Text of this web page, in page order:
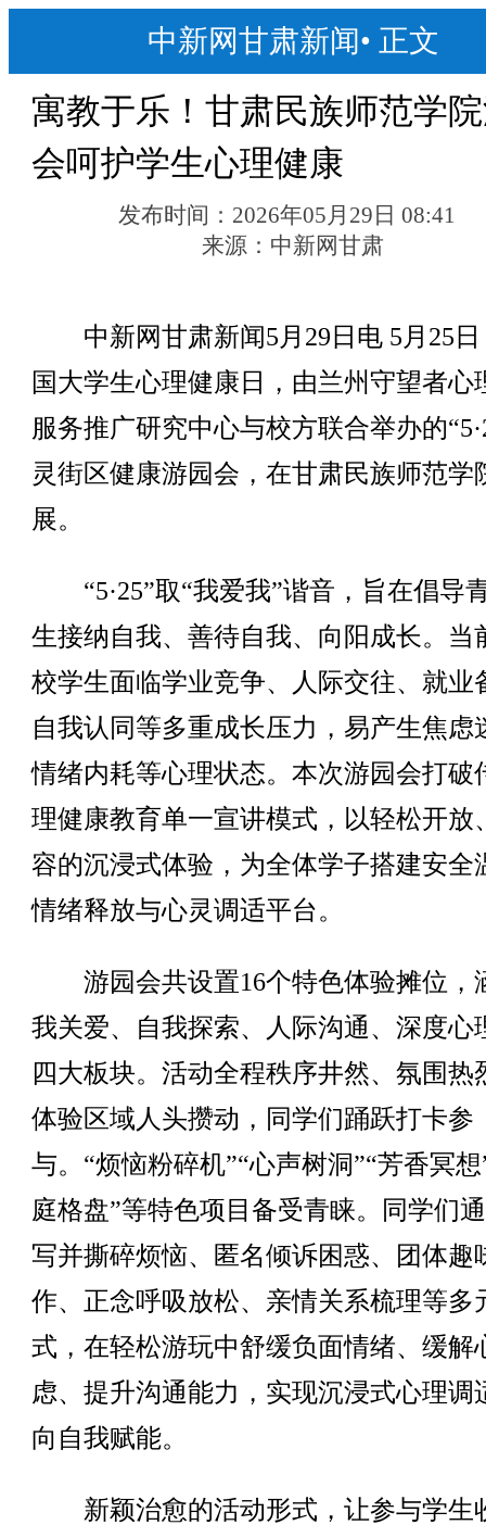
中新网甘肃新闻• 正文
寓教于乐！甘肃民族师范学
会呵护学生心理健康
发布时间： 2026年05月29日 08:41
来源： 中新网甘肃
中新网甘肃新闻5月29日电 5月25日
国大学生心理健康日，由兰州守望者心
服务推广研究中心与校方联合举办的
灵街区健康游园会，在甘肃民族师范学
展。
“5·25”取“我爱我”谐音，旨在倡导
生接纳自我、善待自我、向阳成长。当
校学生面临学业竞争、人际交往、就业
自我认同等多重成长压力，易产生焦虑
情绪内耗等心理状态。本次游园会打破
理健康教育单一宣讲模式，以轻松开放
容的沉浸式体验，为全体学子搭建安全
情绪释放与心灵调适平台。
游园会共设置16个特色体验摊位，
我关爱、自我探索、人际沟通、深度心
四大板块。活动全程秩序井然、氛围热
体验区域人头攒动，同学们踊跃打卡参
与。“烦恼粉碎机”“心声树洞”“芳香冥想
庭格盘”等特色项目备受青睐。同学们
写并撕碎烦恼、匿名倾诉困惑、团体趣
作、正念呼吸放松、亲情关系梳理等多
式，在轻松游玩中舒缓负面情绪、缓解
虑、提升沟通能力，实现沉浸式心理调
向自我赋能。
新颖治愈的活动形式，让参与学生